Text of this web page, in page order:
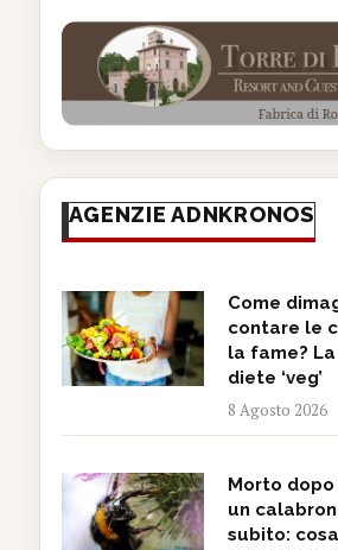
AGENZIE ADNKRONOS
Come
contare le
la fame?
diete ‘veg’
8 Agosto 2026
Morto
un
subito: